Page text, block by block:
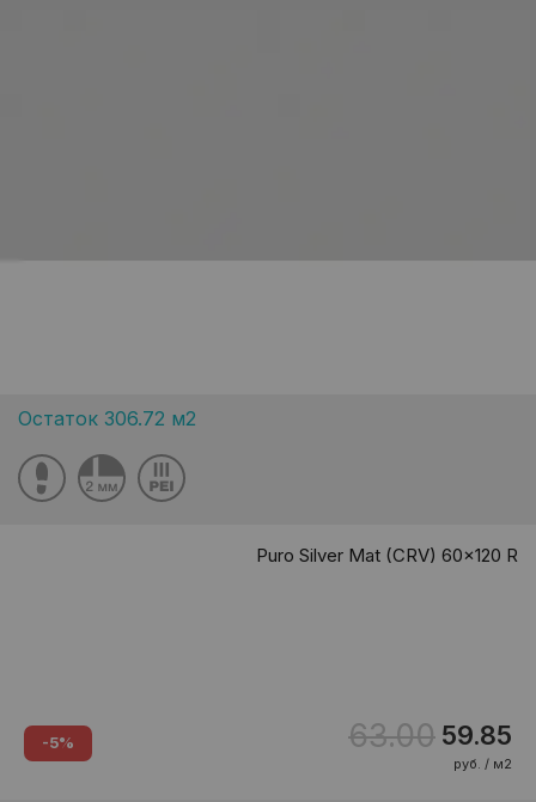
Остаток 306.72 м2
Puro Silver Mat (CRV) 60x120 R
-5% 63.00 59.85
руб. / м2